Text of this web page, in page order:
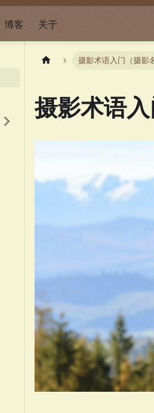
博客 关于
摄影术语入门（摄影
摄影术语入